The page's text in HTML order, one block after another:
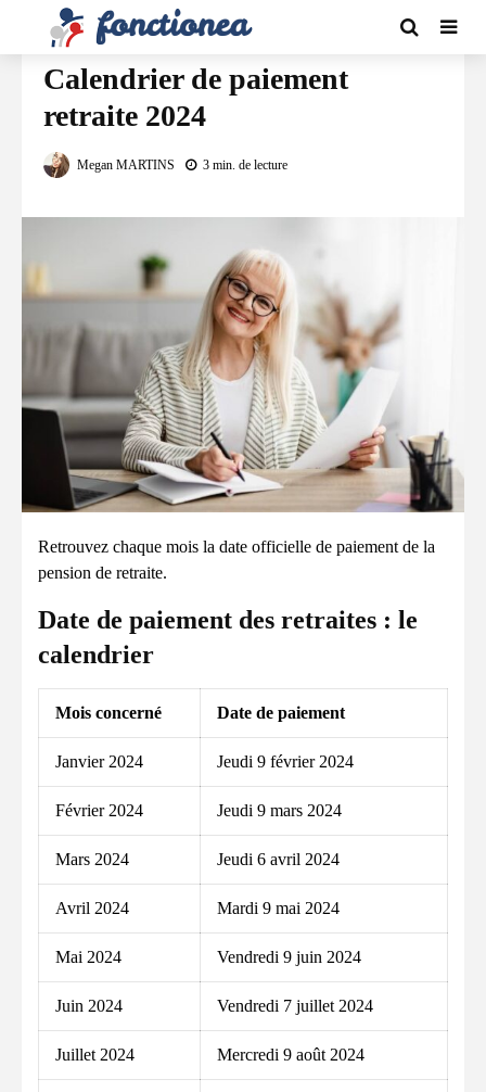
EMPLOI / RETRAITE
Calendrier de paiement
retraite 2024
Megan MARTINS 3 min. de lecture
Retrouvez chaque mois la date officielle de paiement de la
pension de retraite.
Date de paiement des retraites : le
calendrier
Mois concerné Date de paiement
Janvier 2024 Jeudi 9 février 2024
Février 2024 Jeudi 9 mars 2024
Mars 2024 Jeudi 6 avril 2024
Avril 2024 Mardi 9 mai 2024
Mai 2024 Vendredi 9 juin 2024
Juin 2024 Vendredi 7 juillet 2024
Juillet 2024 Mercredi 9 août 2024